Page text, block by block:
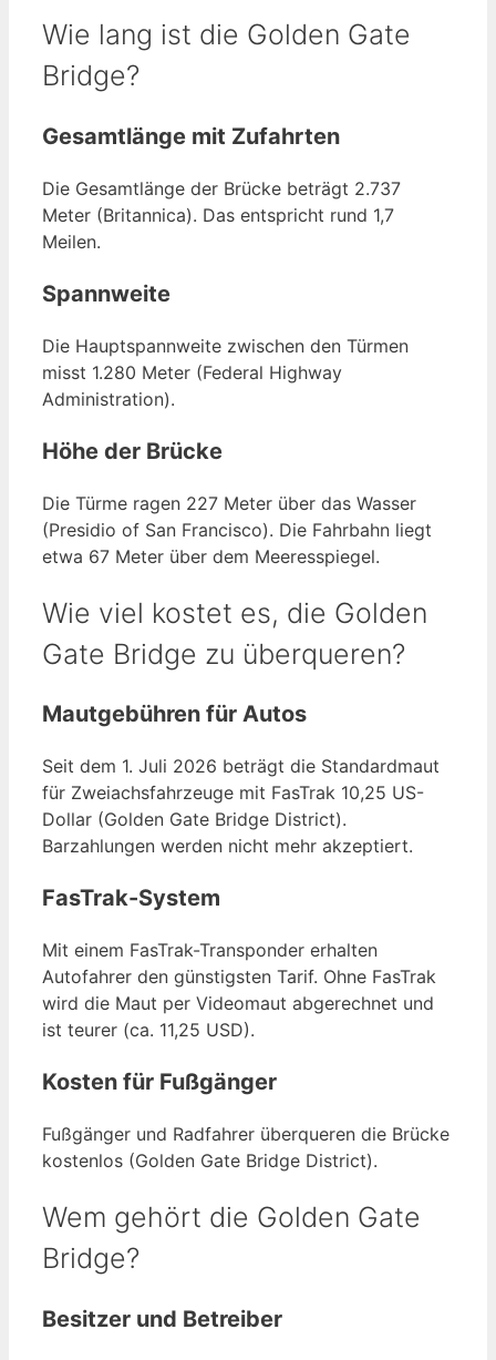
Wie lang ist die Golden Gate
Bridge?
Gesamtlänge mit Zufahrten
Die Gesamtlänge der Brücke beträgt 2.737
Meter (Britannica). Das entspricht rund 1,7
Meilen.
Spannweite
Die Hauptspannweite zwischen den Türmen
misst 1.280 Meter (Federal Highway
Administration).
Höhe der Brücke
Die Türme ragen 227 Meter über das Wasser
(Presidio of San Francisco). Die Fahrbahn liegt
etwa 67 Meter über dem Meeresspiegel.
Wie viel kostet es, die Golden
Gate Bridge zu überqueren?
Mautgebühren für Autos
Seit dem 1. Juli 2026 beträgt die Standardmaut
für Zweiachsfahrzeuge mit FasTrak 10,25 US-
Dollar (Golden Gate Bridge District).
Barzahlungen werden nicht mehr akzeptiert.
FasTrak-System
Mit einem FasTrak-Transponder erhalten
Autofahrer den günstigsten Tarif. Ohne FasTrak
wird die Maut per Videomaut abgerechnet und
ist teurer (ca. 11,25 USD).
Kosten für Fußgänger
Fußgänger und Radfahrer überqueren die Brücke
kostenlos (Golden Gate Bridge District).
Wem gehört die Golden Gate
Bridge?
Besitzer und Betreiber